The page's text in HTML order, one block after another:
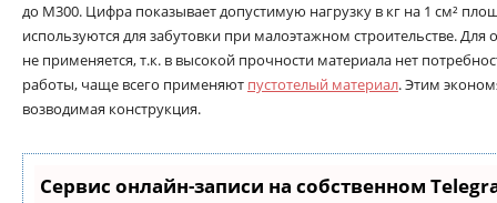
до М300. Цифра показывает допустимую нагрузку в кг на 1 см²
используются для забутовки при малоэтажном строительстве.
не применяется, т.к. в высокой прочности материала нет
работы, чаще всего применяют пустотелый материал. Этим
возводимая конструкция.
Сервис онлайн-записи на собственном